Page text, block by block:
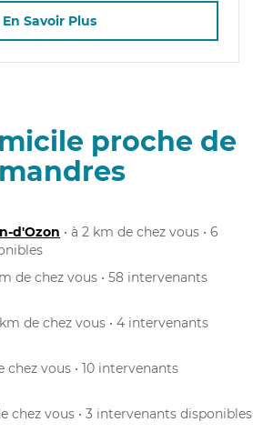
En Savoir Plus
proche de
d'Ozon • à 2 km de chez vous • 6
de chez vous • 58 intervenants
de chez vous • 4 intervenants
chez vous • 10 intervenants
chez vous • 3 intervenants disponibles